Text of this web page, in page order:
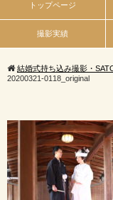
トップページ
撮影実績
結婚式持ち込み撮影・
20200321-0118_original